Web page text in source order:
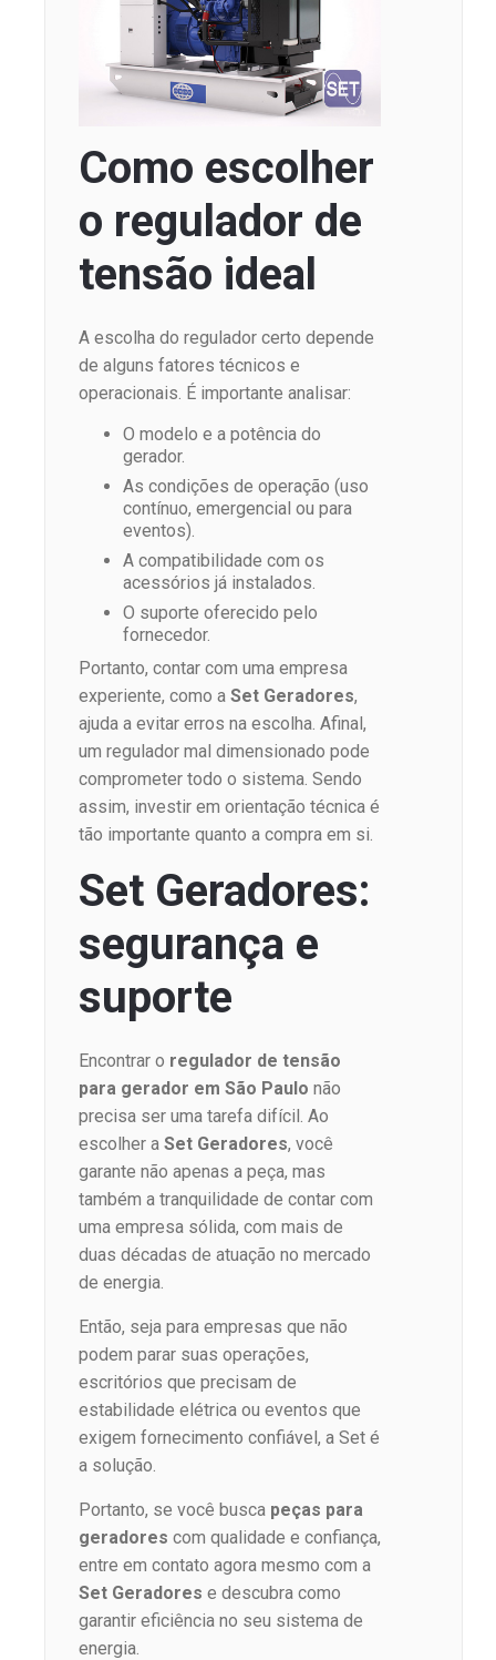
Como escolher
o regulador de
tensão ideal
A escolha do regulador certo depende
de alguns fatores técnicos e
operacionais. É importante analisar:
O modelo e a potência do
gerador.
As condições de operação (uso
contínuo, emergencial ou para
eventos).
A compatibilidade com os
acessórios já instalados.
O suporte oferecido pelo
fornecedor.
Portanto, contar com uma empresa
experiente, como a Set Geradores,
ajuda a evitar erros na escolha. Afinal,
um regulador mal dimensionado pode
comprometer todo o sistema. Sendo
assim, investir em orientação técnica é
tão importante quanto a compra em si.
Set Geradores:
segurança e
suporte
Encontrar o regulador de tensão
para gerador em São Paulo não
precisa ser uma tarefa difícil. Ao
escolher a Set Geradores, você
garante não apenas a peça, mas
também a tranquilidade de contar com
uma empresa sólida, com mais de
duas décadas de atuação no mercado
de energia.
Então, seja para empresas que não
podem parar suas operações,
escritórios que precisam de
estabilidade elétrica ou eventos que
exigem fornecimento confiável, a Set é
a solução.
Portanto, se você busca peças para
geradores com qualidade e confiança,
entre em contato agora mesmo com a
Set Geradores e descubra como
garantir eficiência no seu sistema de
energia.